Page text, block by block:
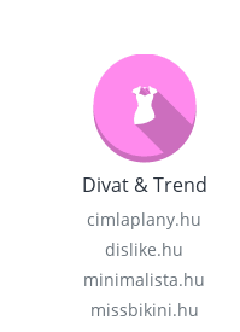
Divat & Trend
cimlaplany.hu
dislike.hu
minimalista.hu
missbikini.hu